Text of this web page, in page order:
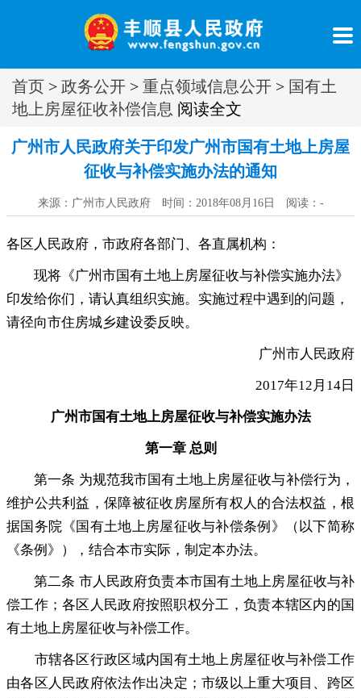
首页 > 政务公开 > 重点领域信息公开 > 国有土
地上房屋征收补偿信息 阅读全文
广州市人民政府关于印发广州市国有土地上房屋
征收与补偿实施办法的通知
来源：广州市人民政府 时间：2018年08月16日 阅读： -
各区人民政府 ， 市政府各部门、各直属机构：
现将《广州市国有土地上房屋征收与补偿实施办法》
印发给你们 ， 请认真组织实施。实施过程中遇到的问题 ，
请径向市住房城乡建设委反映。
广州市人民政府
2017年12月14日
广州市国有土地上房屋征收与补偿实施办法
第一章 总则
第一条 为规范我市国有土地上房屋征收与补偿行为 ，
维护公共利益，保障被征收房屋所有权人的合法权益 ，根
据国务院《国有土地上房屋征收与补偿条例》（以下简称
《条例》），结合本市实际 ， 制定本办法。
第二条 市人民政府负责本市国有土地上房屋征收与补
偿工作； 各区人民政府按照职权分工，负责本辖区内的国
有土地上房屋征收与补偿工作。
市辖各区行政区域内国有土地上房屋征收与补偿工作
由各区人民政府依法作出决定 ； 市级以上重大项目、跨区